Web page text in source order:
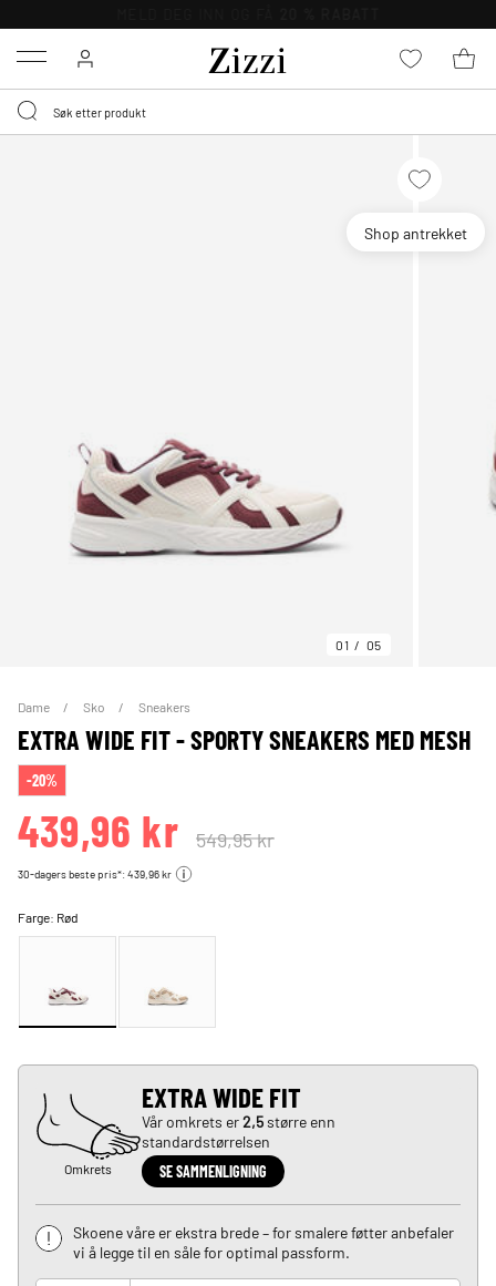
Menu
Shop antrekket
01 05
Dame Sko Sneakers
EXTRA WIDE FIT - SPORTY SNEAKERS MED MESH
-20%
439,96 kr 549,95 kr
30-dagers beste pris*: 439,96 kr
Farge: Rød
Omkrets
EXTRA WIDE FIT
Vår omkrets er2,5større enn
standardstørrelsen
SE SAMMENLIGNING
Skoene våre er ekstra brede – for smalere føtter anbefaler
vi å legge til en såle for optimal passform.